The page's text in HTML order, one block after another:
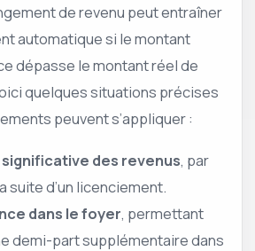
de revenu peut entraîner
automatique si le montant
dépasse le montant réel de
quelques situations précises
peuvent s’appliquer :
des revenus , par
suite d’un licenciement.
dans le foyer , permettant
demi-part supplémentaire dans